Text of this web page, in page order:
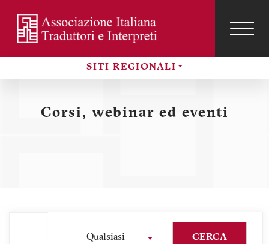
contenuto
principale
SITI REGIONALI
Menu
profilo
utente
Corsi, webinar ed eventi
- Qualsiasi - CERCA